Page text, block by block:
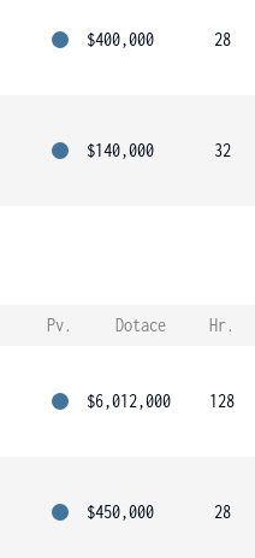
$400,000
28
$140,000
32
Pv. Dotace
Hr.
$6,012,000
128
$450,000
28